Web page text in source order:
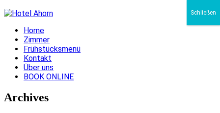
Home
Zimmer
Frühstücksmenü
Kontakt
Über uns
BOOK ONLINE
Archives
Schließen